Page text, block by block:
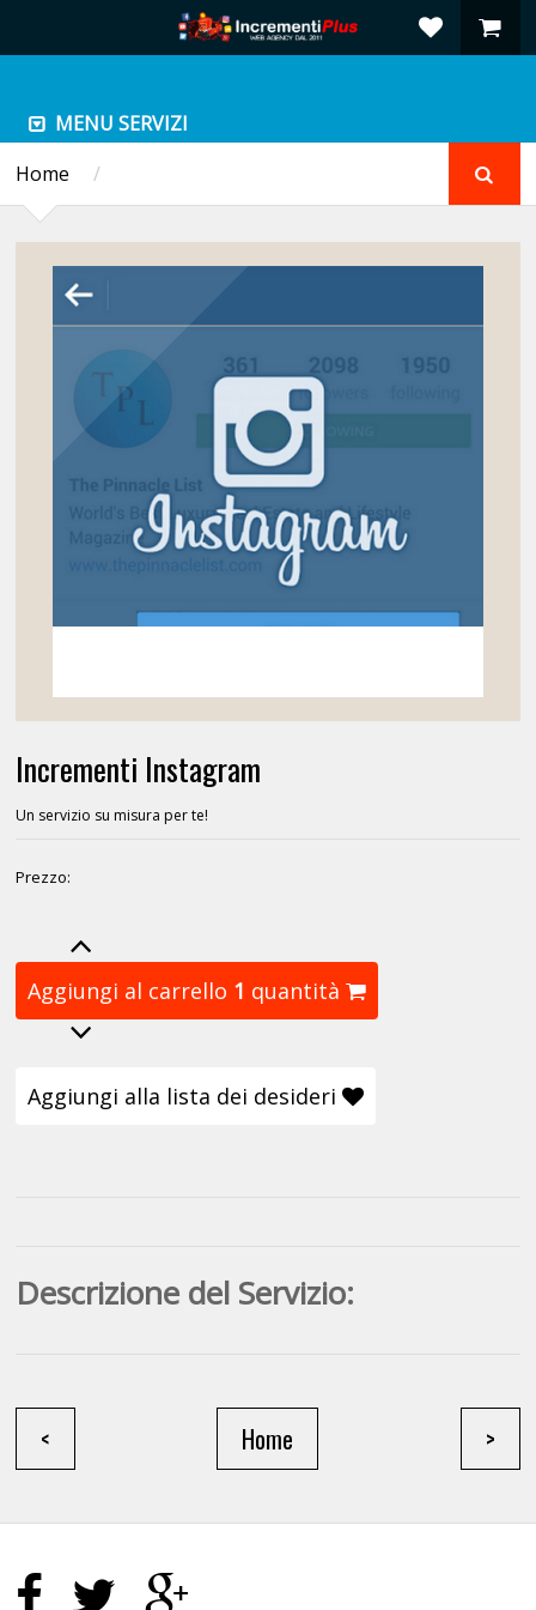
MENU SERVIZI
Home
/
Incrementi Instagram
Un servizio su misura per te!
Prezzo:
Aggiungi al carrello 1 quantità
Aggiungi alla lista dei desideri
Descrizione del Servizio:
< >
Home